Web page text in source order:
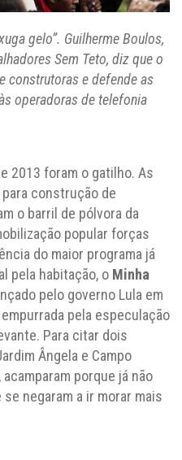
gelo”. Guilherme Boulos,
Sem Teto, diz que o
construtoras e defende as
operadoras de telefonia
2013 foram o gatilho. As
construção de
o barril de pólvora da
popular forças
do maior programa já
pela habitação, o Minha
pelo governo Lula em
pela especulação
Para citar dois
Ângela e Campo
porque já não
negaram a ir morar mais